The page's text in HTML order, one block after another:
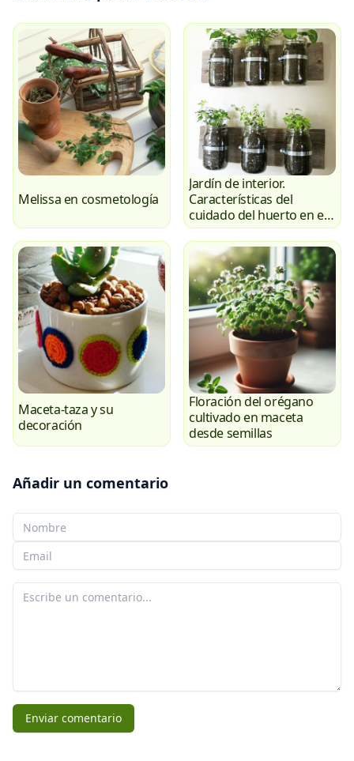
Melissa en cosmetología
Jardín de interior.
Características del
cuidado del huerto en el
alféizar.
Maceta-taza y su
decoración
Floración del orégano
cultivado en maceta
desde semillas
Añadir un comentario
Tu nombre
Tu correo electrónico
Tu comentario
Enviar comentario